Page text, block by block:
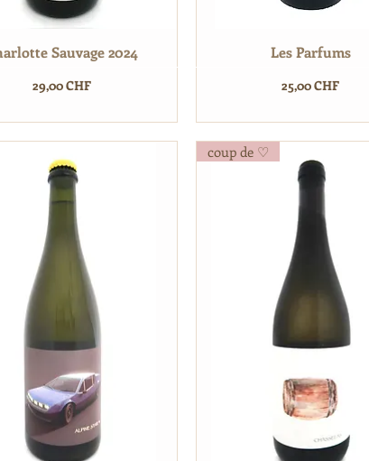
Sauvage 2024
Prix
29,00 CHF
Les Parfums
Prix
25,00 CHF
coup de ♡